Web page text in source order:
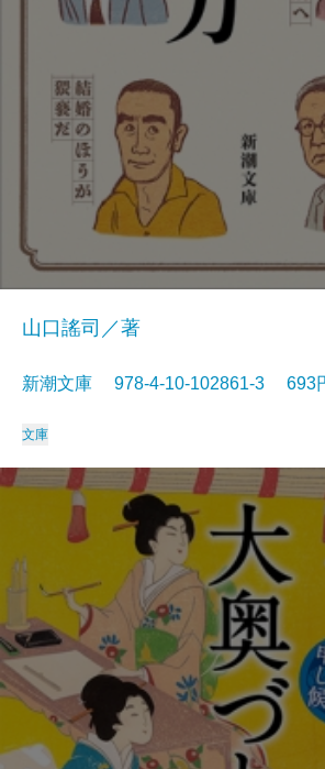
山口謠司／著
新潮文庫 978-4-10-102861-3 693
文庫